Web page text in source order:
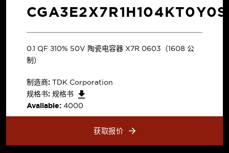
CGA3E2X7R1H104KT0Y0S
0.1 µF ±10% 50V 陶瓷电容器 X7R 0603（1608 公
制）
制造商: TDK Corporation
规格书: 规格书
Available: 4000
获取报价